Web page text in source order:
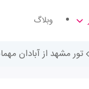
وبلاگ
تور مشهد از آبادان